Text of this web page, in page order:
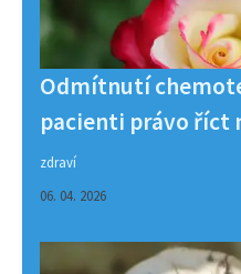
Odmítnutí
pacienti právo říct
zdraví
06. 04. 2026